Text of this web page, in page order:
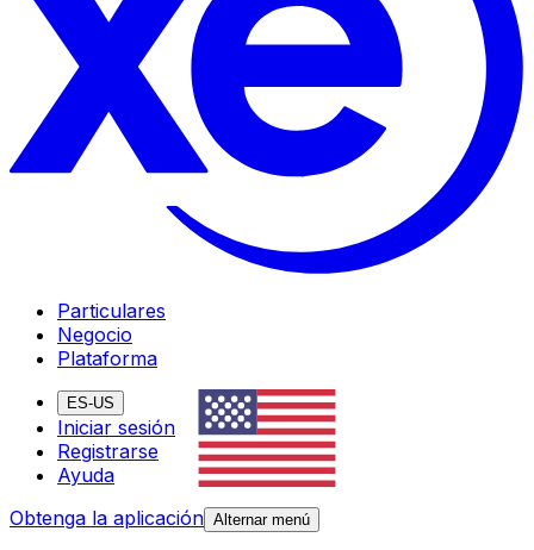
Particulares
Negocio
Plataforma
ES-US
Iniciar sesión
Registrarse
Ayuda
Obtenga la aplicación Alternar menú